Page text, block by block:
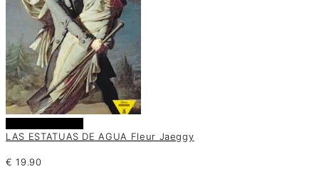
LAS ESTATUAS DE AGUA Fleur Jaeggy
€ 19.90